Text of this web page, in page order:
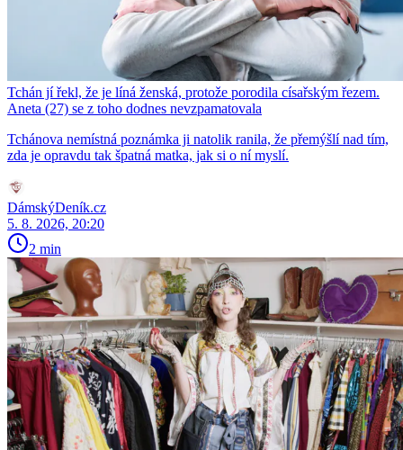
Tchán jí řekl, že je líná ženská, protože porodila císařským řezem.
Aneta (27) se z toho dodnes nevzpamatovala
Tchánova nemístná poznámka ji natolik ranila, že přemýšlí nad tím,
zda je opravdu tak špatná matka, jak si o ní myslí.
DámskýDeník.cz
5. 8. 2026, 20:20
2 min